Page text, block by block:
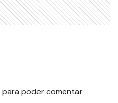
para poder comentar